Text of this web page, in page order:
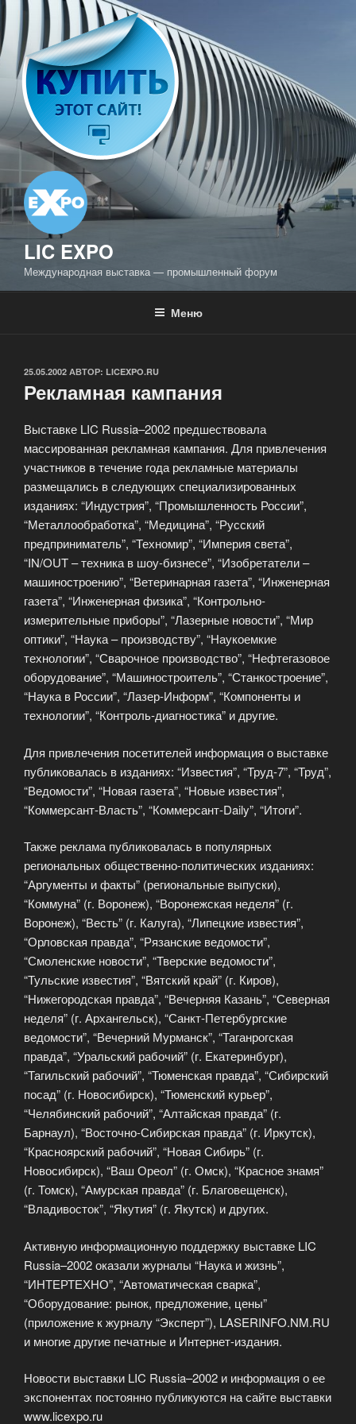
Перейти
к
содержимому
LIC EXPO
Международная выставка — промышленный форум
Меню
ОПУБЛИКОВАНО
25.05.2002 АВТОР: LICEXPO.RU
Рекламная кампания
Выставке LIC Russia–2002 предшествовала
массированная рекламная кампания. Для привлечения
участников в течение года рекламные материалы
размещались в следующих специализированных
изданиях: “Индустрия”, “Промышленность России”,
“Металлообработка”, “Медицина”, “Русский
предприниматель”, “Техномир”, “Империя света”,
“IN/OUT – техника в шоу-бизнесе”, “Изобретатели –
машиностроению”, “Ветеринарная газета”, “Инженерная
газета”, “Инженерная физика”, “Контрольно-
измерительные приборы”, “Лазерные новости”, “Мир
оптики”, “Наука – производству”, “Наукоемкие
технологии”, “Сварочное производство”, “Нефтегазовое
оборудование”, “Машиностроитель”, “Станкостроение”,
“Наука в России”, “Лазер-Информ”, “Компоненты и
технологии”, “Контроль-диагностика” и другие.
Для привлечения посетителей информация о выставке
публиковалась в изданиях: “Известия”, “Труд-7”, “Труд”,
“Ведомости”, “Новая газета”, “Новые известия”,
“Коммерсант-Власть”, “Коммерсант-Daily”, “Итоги”.
Также реклама публиковалась в популярных
региональных общественно-политических изданиях:
“Аргументы и факты” (региональные выпуски),
“Коммуна” (г. Воронеж), “Воронежская неделя” (г.
Воронеж), “Весть” (г. Калуга), “Липецкие известия”,
“Орловская правда”, “Рязанские ведомости”,
“Смоленские новости”, “Тверские ведомости”,
“Тульские известия”, “Вятский край” (г. Киров),
“Нижегородская правда”, “Вечерняя Казань”, “Северная
неделя” (г. Архангельск), “Санкт-Петербургские
ведомости”, “Вечерний Мурманск”, “Таганрогская
правда”, “Уральский рабочий” (г. Екатеринбург),
“Тагильский рабочий”, “Тюменская правда”, “Сибирский
посад” (г. Новосибирск), “Тюменский курьер”,
“Челябинский рабочий”, “Алтайская правда” (г.
Барнаул), “Восточно-Сибирская правда” (г. Иркутск),
“Красноярский рабочий”, “Новая Сибирь” (г.
Новосибирск), “Ваш Ореол” (г. Омск), “Красное знамя”
(г. Томск), “Амурская правда” (г. Благовещенск),
“Владивосток”, “Якутия” (г. Якутск) и других.
Активную информационную поддержку выставке LIC
Russia–2002 оказали журналы “Наука и жизнь”,
“ИНТЕРТЕХНО”, “Автоматическая сварка”,
“Оборудование: рынок, предложение, цены”
(приложение к журналу “Эксперт”), LASERINFO.NM.RU
и многие другие печатные и Интернет-издания.
Новости выставки LIC Russia–2002 и информация о ее
экспонентах постоянно публикуются на сайте выставки
www.licexpo.ru